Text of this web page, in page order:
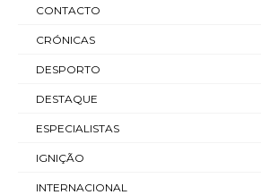
CONTACTO
CRÓNICAS
DESPORTO
DESTAQUE
ESPECIALISTAS
IGNIÇÃO
INTERNACIONAL